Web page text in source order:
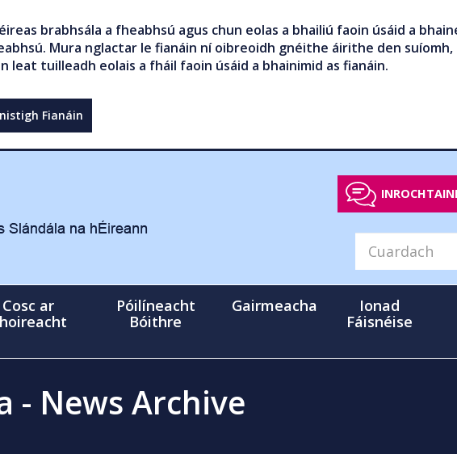
brabhsála a fheabhsú agus chun eolas a bhailiú faoin úsáid a
Mura nglactar le fianáin ní oibreoidh gnéithe áirithe den suíomh,
leat tuilleadh eolais a fháil faoin úsáid a bhainimid as fianáin.
Fianáin
Cosc ar
Póilíneacht
Bóithre
Gairmeacha
Ionad
Fáisnéise
- News Archive